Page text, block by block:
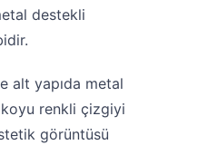
destekli
alt yapıda metal
renkli çizgiyi
görüntüsü